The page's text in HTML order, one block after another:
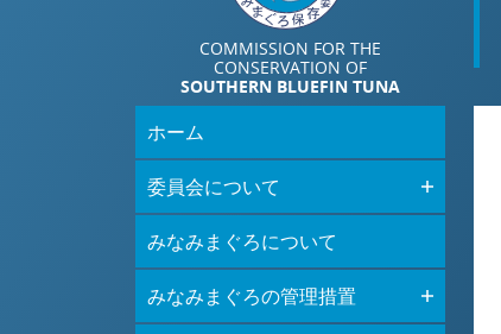
COMMISSION FOR THE
CONSERVATION OF
SOUTHERN BLUEFIN TUNA
ホーム
委員会について
みなみまぐろについて
みなみまぐろの管理措置